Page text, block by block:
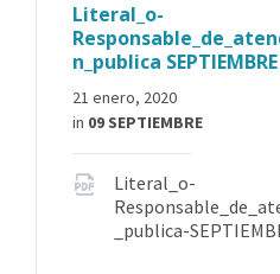
Literal_o-
n_publica SEPTIEMBRE
21 enero, 2020
in 09 SEPTIEMBRE
Literal_o-
_publica-